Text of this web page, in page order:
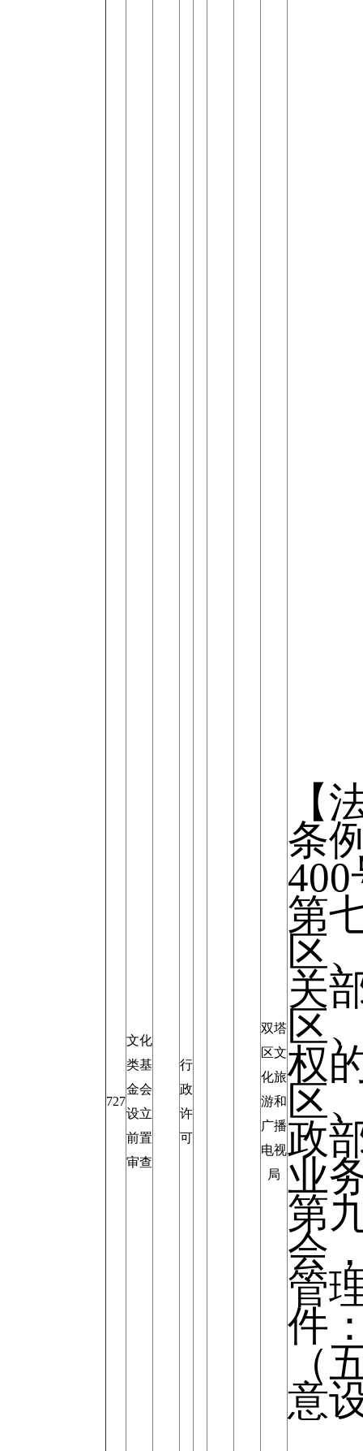
727
文化
类基
金会
设立
前置
审查
行
政
许
可
双塔
区文
化旅
游和
广播
电视
局
【
条
第
区
关
区
权
区
政
业
第
会
管
件
（
意